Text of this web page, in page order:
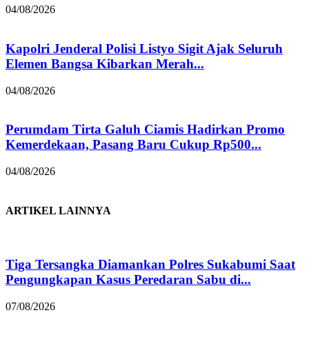
04/08/2026
Kapolri Jenderal Polisi Listyo Sigit Ajak Seluruh
Elemen Bangsa Kibarkan Merah...
04/08/2026
Perumdam Tirta Galuh Ciamis Hadirkan Promo
Kemerdekaan, Pasang Baru Cukup Rp500...
04/08/2026
ARTIKEL LAINNYA
Tiga Tersangka Diamankan Polres Sukabumi Saat
Pengungkapan Kasus Peredaran Sabu di...
07/08/2026